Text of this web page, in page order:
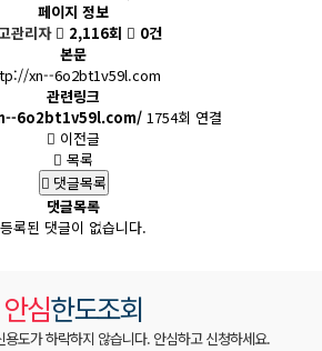
페이지 정보
관리자
2,116회
0건
본문
xn--6o2bt1v59l.com
관련링크
6o2bt1v59l.com/ 1754회 연결
이전글
목록
댓글목록
댓글목록
등록된 댓글이 없습니다.
안심한도조회
도가 하락하지 않습니다. 안심하고 신청하세요.